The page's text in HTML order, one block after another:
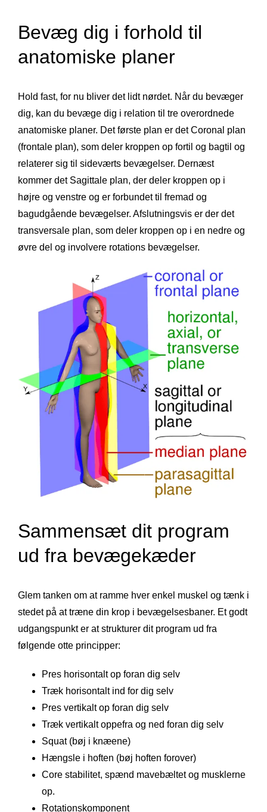
Bevæg dig i forhold til
anatomiske planer
Hold fast, for nu bliver det lidt nørdet. Når du bevæger
dig, kan du bevæge dig i relation til tre overordnede
anatomiske planer. Det første plan er det Coronal plan
(frontale plan), som deler kroppen op fortil og bagtil og
relaterer sig til sideværts bevægelser. Dernæst
kommer det Sagittale plan, der deler kroppen op i
højre og venstre og er forbundet til fremad og
bagudgående bevægelser. Afslutningsvis er der det
transversale plan, som deler kroppen op i en nedre og
øvre del og involvere rotations bevægelser.
Sammensæt dit program
ud fra bevægekæder
Glem tanken om at ramme hver enkel muskel og tænk i
stedet på at træne din krop i bevægelsesbaner. Et godt
udgangspunkt er at strukturer dit program ud fra
følgende otte principper:
Pres horisontalt op foran dig selv
Træk horisontalt ind for dig selv
Pres vertikalt op foran dig selv
Træk vertikalt oppefra og ned foran dig selv
Squat (bøj i knæene)
Hængsle i hoften (bøj hoften forover)
Core stabilitet, spænd mavebæltet og musklerne
op.
Rotationskomponent